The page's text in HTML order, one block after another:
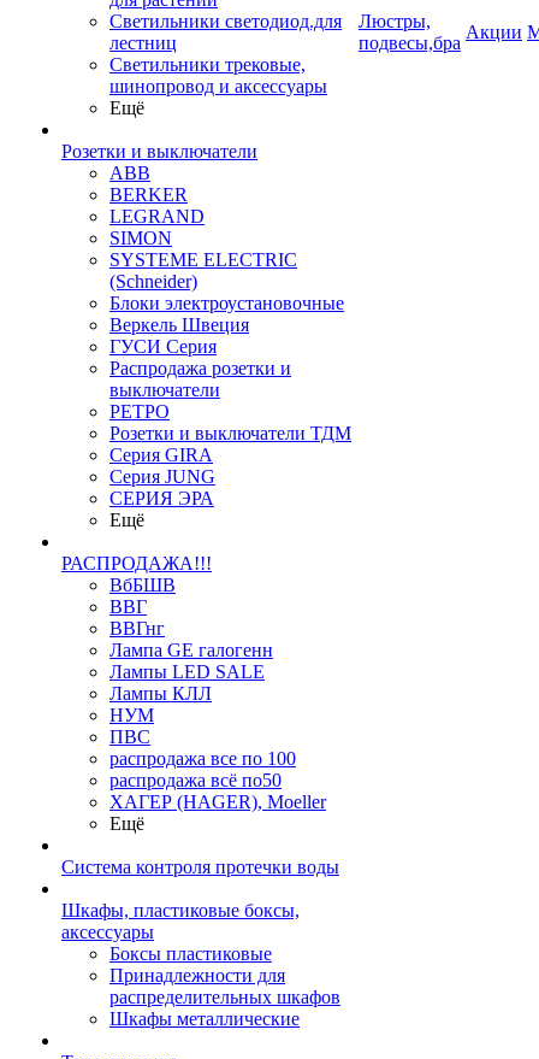
Светильники светодиод.для
лестниц
Светильники трековые,
шинопровод и аксессуары
Ещё
Розетки и выключатели
ABB
BERKER
LEGRAND
SIMON
SYSTEME ELECTRIC
(Schneider)
Блоки электроустановочные
Веркель Швеция
ГУСИ Серия
Распродажа розетки и
выключатели
РЕТРО
Розетки и выключатели ТДМ
Серия GIRA
Серия JUNG
СЕРИЯ ЭРА
Ещё
РАСПРОДАЖА!!!
ВбБШВ
ВВГ
ВВГнг
Лампа GE галогенн
Лампы LED SALE
Лампы КЛЛ
НУМ
ПВС
распродажа все по 100
распродажа всё по50
ХАГЕР (HAGER), Moeller
Ещё
Система контроля протечки воды
Шкафы, пластиковые боксы,
аксессуары
Боксы пластиковые
Принадлежности для
распределительных шкафов
Шкафы металлические
Люстры,
подвесы,бра
Акции